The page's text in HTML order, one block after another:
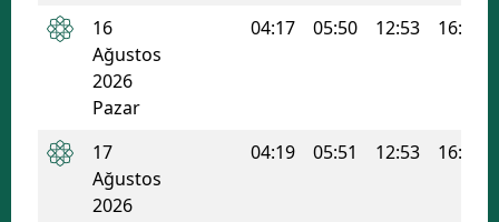
Kars
16
Ağustos
2026
Pazar
04:17 05:50 12:53 16:40
17
Ağustos
2026
04:19 05:51 12:53 16:39